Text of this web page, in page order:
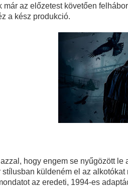
Lila Fátyol: Rejtélyek Könyve,
A rejtélyek könyve: egy valós,
Nem veled van a baj: a Stranger
Boromir halála a Gyűrűk Ura-saga
Dutton‑birtok szezonja félbevágva
La’an szíve Torontóban tört össze –
már az előzetest követően
a kész produkció.
hogy engem se nyűgözött
küldeném el az
az eredeti, 1994-es